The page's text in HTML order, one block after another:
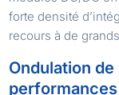
forte densité
recours à de
Ondulation
performances